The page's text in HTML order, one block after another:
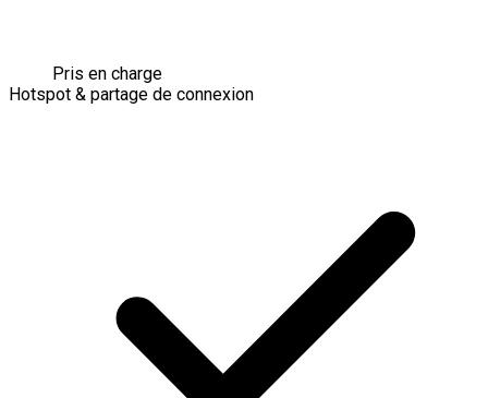
Pris en charge
Hotspot & partage de connexion